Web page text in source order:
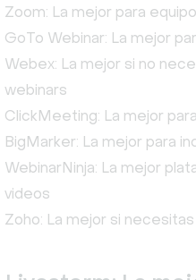
Zoom: La mejor para
GoTo Webinar: La mejor
Webex: La mejor si no
webinars
ClickMeeting: La mejor
BigMarker: La mejor para
WebinarNinja: La mejor
videos
Zoho: La mejor si